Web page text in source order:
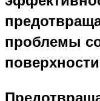
проблемы